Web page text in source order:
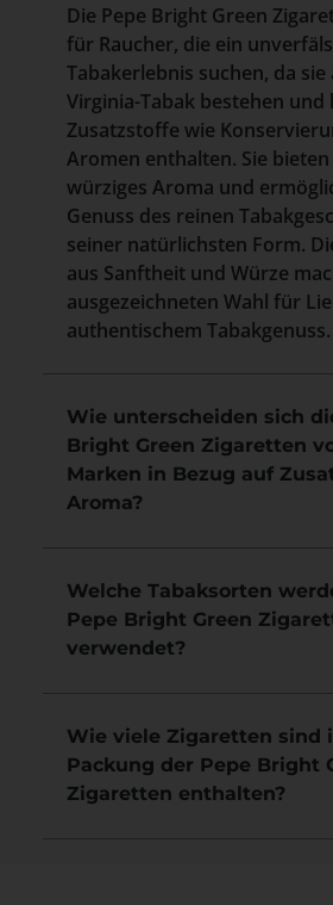
Die Pepe Bright Green
für Raucher, die ein
Tabakerlebnis suchen, da sie
Virginia-Tabak bestehen und
Zusatzstoffe wie
Aromen enthalten. Sie
würziges Aroma und
Genuss des reinen
seiner natürlichsten Form.
aus Sanftheit und Würze
ausgezeichneten Wahl für
authentischem Tabakgenuss.
Wie unterscheiden sich
Bright Green Zigaretten
Marken in Bezug auf
Aroma?
Welche Tabaksorten
Pepe Bright Green
verwendet?
Wie viele Zigaretten sind
Packung der Pepe Bright
Zigaretten enthalten?